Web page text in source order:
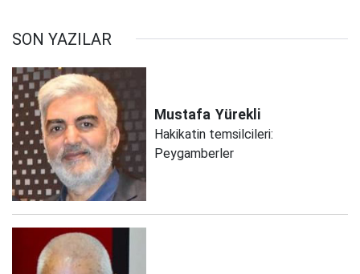
SON YAZILAR
Mustafa Yürekli
Hakikatin temsilcileri:
Peygamberler